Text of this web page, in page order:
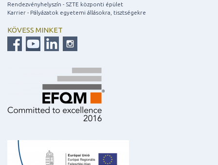
Rendezvényhelyszín - SZTE központi épület
Karrier - Pályázatok egyetemi állásokra, tisztségekre
KÖVESS MINKET